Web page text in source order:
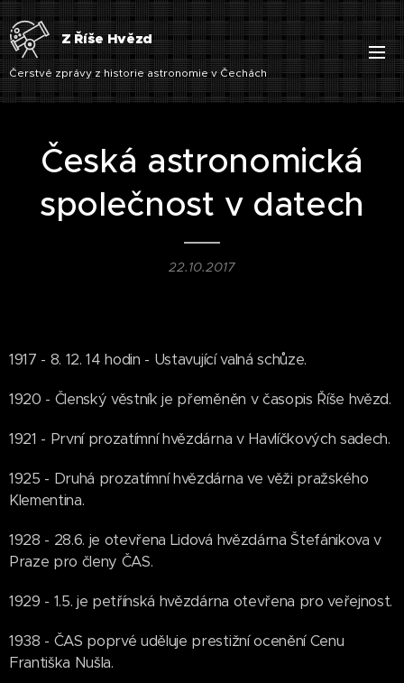
Z Říše Hvězd
Čerstvé zprávy z historie astronomie v Čechách
Česká astronomická
společnost v datech
22.10.2017
1917 - 8. 12. 14 hodin - Ustavující valná schůze.
1920 - Členský věstník je přeměněn v časopis Říše hvězd.
1921 - První prozatímní hvězdárna v Havlíčkových sadech.
1925 - Druhá prozatímní hvězdárna ve věži pražského
Klementina.
1928 - 28.6. je otevřena Lidová hvězdárna Štefánikova v
Praze pro členy ČAS.
1929 - 1.5. je petřínská hvězdárna otevřena pro veřejnost.
1938 - ČAS poprvé uděluje prestižní ocenění Cenu
Františka Nušla.